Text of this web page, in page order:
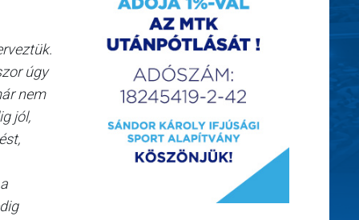
úgy
nem
jól,